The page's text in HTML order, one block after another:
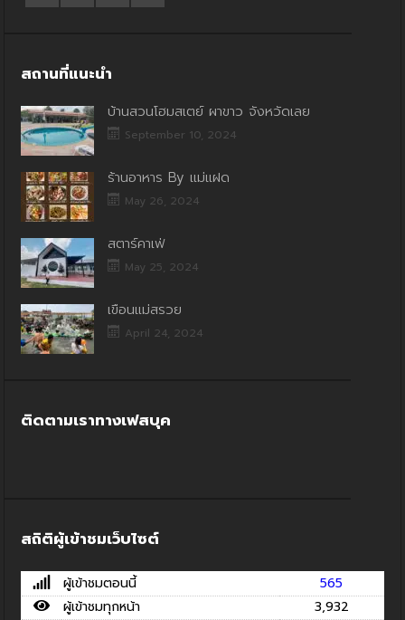
สถานที่แนะนำ
บ้านสวนโฮมสเตย์ ผาขาว จังหวัดเลย
September 10, 2024
ร้านอาหาร By แม่แฝด
May 26, 2024
สตาร์คาเฟ่
May 25, 2024
เขื่อนแม่สรวย
April 24, 2024
ติดตามเราทางเฟสบุค
สถิติผู้เข้าชมเว็บไซต์
ผู้เข้าชมตอนนี้
565
ผู้เข้าชมทุกหน้า
3,932